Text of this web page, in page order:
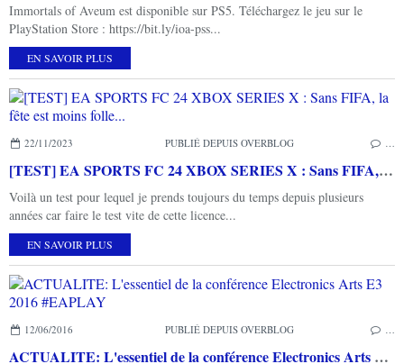
Immortals of Aveum est disponible sur PS5. Téléchargez le jeu sur le
PlayStation Store : https://bit.ly/ioa-pss...
EN SAVOIR PLUS
22/11/2023 PUBLIÉ DEPUIS OVERBLOG
[TEST] EA SPORTS FC 24 XBOX SERIES X : Sans FIFA, la fête est moins folle...
Voilà un test pour lequel je prends toujours du temps depuis plusieurs
années car faire le test vite de cette licence...
EN SAVOIR PLUS
12/06/2016 PUBLIÉ DEPUIS OVERBLOG
ACTUALITE: L'essentiel de la conférence Electronics Arts E3 2016 #EAPLAY